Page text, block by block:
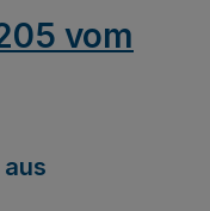
vom